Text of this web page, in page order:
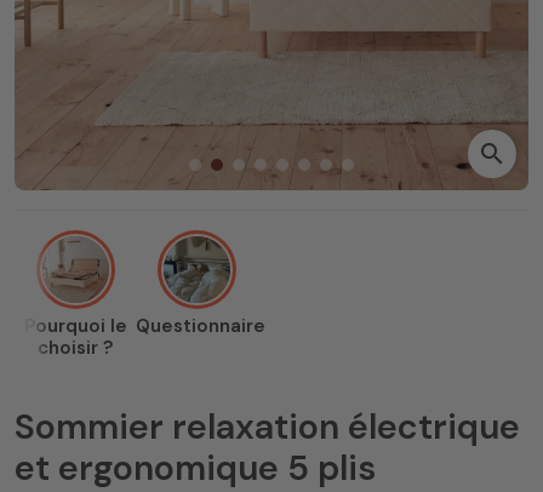
search
Pourquoi le
choisir ?
Questionnaire
Sommier relaxation électrique
et ergonomique 5 plis